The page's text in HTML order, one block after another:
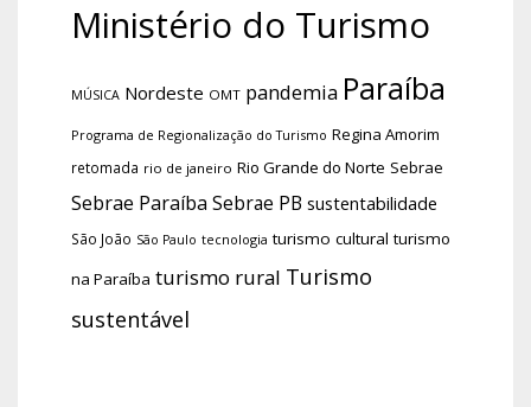
Ministério do Turismo
MÚSICA Nordeste OMT pandemia Paraíba
Programa de Regionalização do Turismo Regina Amorim
retomada rio de janeiro Rio Grande do Norte Sebrae
Sebrae Paraíba Sebrae PB sustentabilidade
São João São Paulo tecnologia turismo cultural turismo
na Paraíba turismo rural Turismo
sustentável